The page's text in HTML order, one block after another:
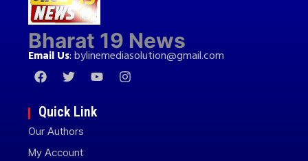
Bharat 19 News
Email Us:bylinemediasolution@gmail.com
Quick Link
Our Authors
My Account